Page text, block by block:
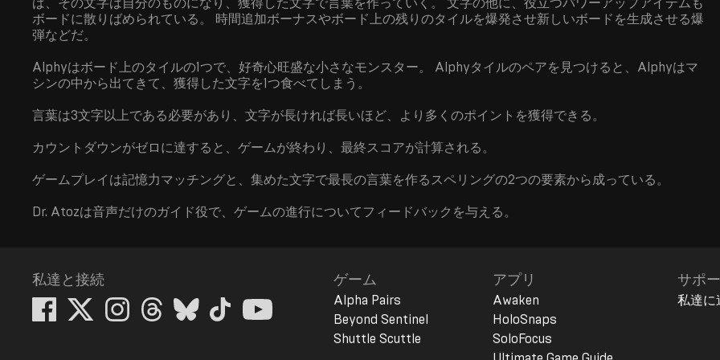
ば、その文字は自分のものになり、獲得した文字で言葉を作っていく。 文字の他に、役立つパワーアップアイテムも
ボードに散りばめられている。 時間追加ボーナスやボード上の残りのタイルを爆発させ新しいボードを生成させる爆
弾などだ。
Alphyはボード上のタイルの1つで、好奇心旺盛な小さなモンスター。 Alphyタイルのペアを見つけると、Alphyはマ
シンの中から出てきて、獲得した文字を1つ食べてしまう。
言葉は3文字以上である必要があり、文字が長ければ長いほど、より多くのポイントを獲得できる。
カウントダウンがゼロに達すると、ゲームが終わり、最終スコアが計算される。
ゲームプレイは記憶力マッチングと、集めた文字で最長の言葉を作るスペリングの2つの要素から成っている。
Dr. Atozは音声だけのガイド役で、ゲームの進行についてフィードバックを与える。
私達と接続 ゲーム
Alpha Pairs
Beyond Sentinel
Shuttle Scuttle
アプリ
Awaken
HoloSnaps
SoloFocus
サポ
私達に